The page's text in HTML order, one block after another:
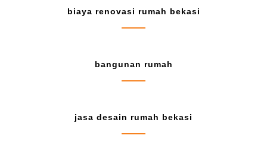
biaya renovasi rumah bekasi
bangunan rumah
jasa desain rumah bekasi